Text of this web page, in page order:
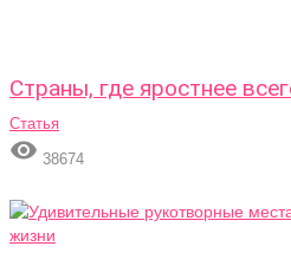
Страны, где яростнее
Статья
 38674